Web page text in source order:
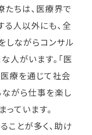
たちは、医療界で
人以外にも、全
しながらコンサル
人がいます。「医
医療を通じて社会
ながら仕事を楽し
ています。
ことが多く、助け